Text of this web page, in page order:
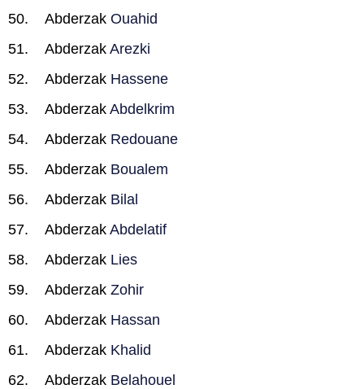
Abderzak Ouahid
Abderzak Arezki
Abderzak Hassene
Abderzak Abdelkrim
Abderzak Redouane
Abderzak Boualem
Abderzak Bilal
Abderzak Abdelatif
Abderzak Lies
Abderzak Zohir
Abderzak Hassan
Abderzak Khalid
Abderzak Belahouel